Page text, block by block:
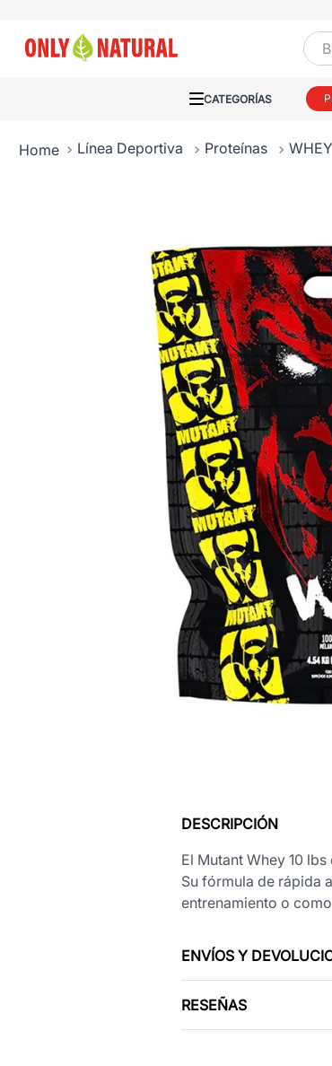
Línea Deportiva Proteínas WHEY
DESCRIPCIÓN
El Mutant Whey 10
Su fórmula de rápida
entrenamiento o
ENVÍOS Y
RESEÑAS